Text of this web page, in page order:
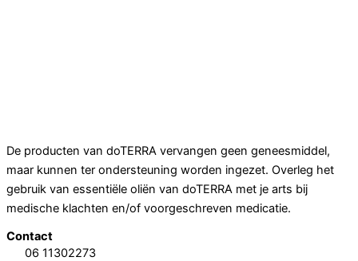
De producten van doTERRA vervangen geen geneesmiddel,
maar kunnen ter ondersteuning worden ingezet. Overleg het
gebruik van essentiële oliën van doTERRA met je arts bij
medische klachten en/of voorgeschreven medicatie.
Contact
06 11302273